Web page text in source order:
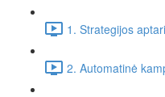
1. Strategijos
2. Automatinė